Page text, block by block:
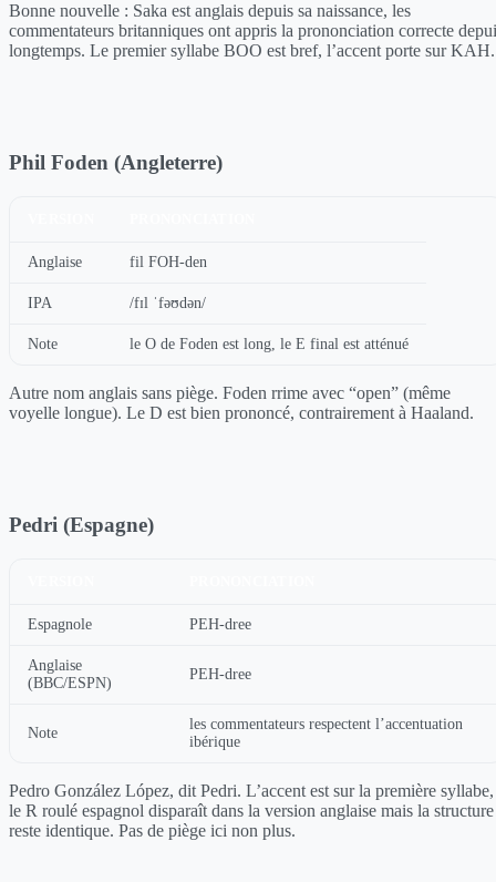
Bonne nouvelle : Saka est anglais depuis sa naissance, les
commentateurs britanniques ont appris la prononciation correcte
longtemps. Le premier syllabe BOO est bref, l’accent porte sur KAH.
Phil Foden (Angleterre)
Anglaise fil FOH-den
IPA /fɪl ˈfəʊdən/
Note le O de Foden est long, le E final est atténué
Autre nom anglais sans piège. Foden rrime avec “open” (même
voyelle longue). Le D est bien prononcé, contrairement à Haaland.
Pedri (Espagne)
Espagnole PEH-dree
Anglaise
(BBC/ESPN)
PEH-dree
Note
les commentateurs respectent l’accentuation
ibérique
Pedro González López, dit Pedri. L’accent est sur la première syllabe,
le R roulé espagnol disparaît dans la version anglaise mais la structure
reste identique. Pas de piège ici non plus.